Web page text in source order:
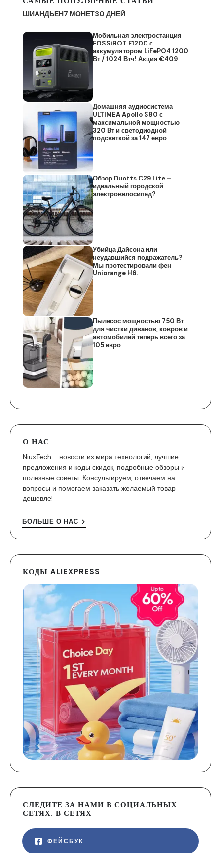
ШИАНДЬЕН7 МОНЕТ30 ДНЕЙ
Мобильная электростанция
FOSSiBOT F1200 с
аккумулятором LiFePO4 1200
Вт / 1024 Втч! Акция €409
Домашняя аудиосистема
ULTIMEA Apollo S80 с
максимальной мощностью
320 Вт и светодиодной
подсветкой за 147 евро
Обзор Duotts C29 Lite –
идеальный городской
электровелосипед?
Убийца Дайсона или
неудавшийся подражатель?
Мы протестировали фен
Uniorange H6.
Пылесос мощностью 750 Вт
для чистки диванов, ковров и
автомобилей теперь всего за
105 евро
О НАС
NiuxTech - новости из мира технологий, лучшие
предложения и коды скидок, подробные обзоры и
полезные советы. Консультируем, отвечаем на
вопросы и помогаем заказать желаемый товар
дешевле!
БОЛЬШЕ О НАС
КОДЫ ALIEXPRESS
СЛЕДИТЕ ЗА НАМИ В СОЦИАЛЬНЫХ
СЕТЯХ. В СЕТЯХ
ФЕЙСБУК